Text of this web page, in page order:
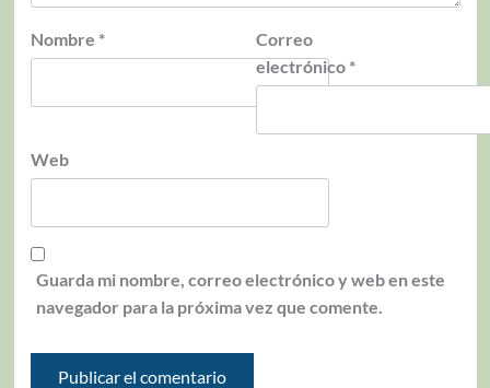
Nombre *
Correo
electrónico *
Web
Guarda mi nombre, correo electrónico y web en este
navegador para la próxima vez que comente.